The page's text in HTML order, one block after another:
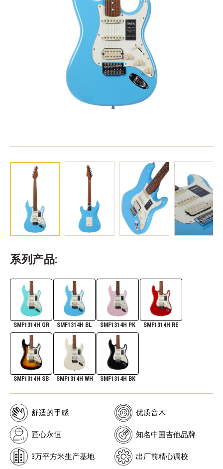
系列产品:
SMF1314H GR SMF1314H BL SMF1314H PK SMF1314H RE
SMF1314H SB SMF1314H WH SMF1314H BK
舒适的手感 优质音木
匠心永恒 知名中国吉他品牌
3万平方米生产基地 出厂前精心调校